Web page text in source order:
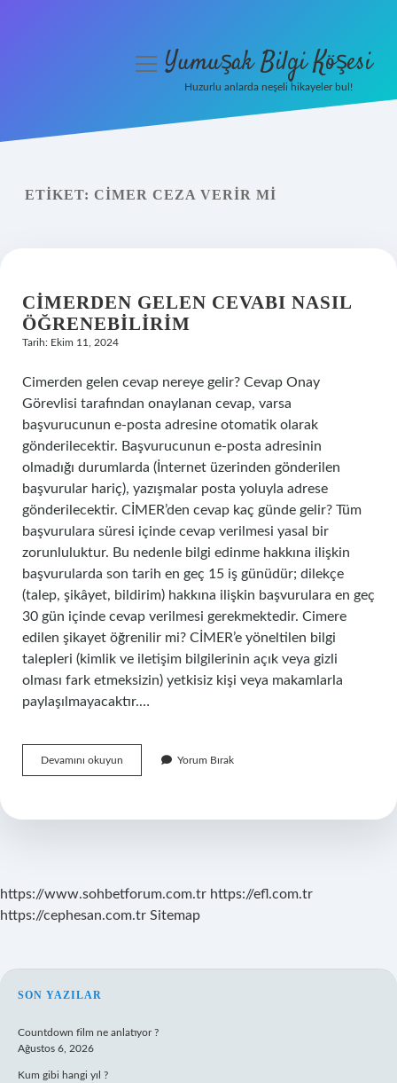
Yasal Uyarı
menüyüYumuşak Bilgi Köşesi
Huzurlu anlarda neşeli hikayeler bul!
ETIKET: CİMER CEZA VERIR MI
CIMERDEN GELEN CEVABI NASIL
ÖĞRENEBILIRIM
Tarih: Ekim 11, 2024
Cimerden gelen cevap nereye gelir? Cevap Onay
Görevlisi tarafından onaylanan cevap, varsa
başvurucunun e-posta adresine otomatik olarak
gönderilecektir. Başvurucunun e-posta adresinin
olmadığı durumlarda (İnternet üzerinden gönderilen
başvurular hariç), yazışmalar posta yoluyla adrese
gönderilecektir. CİMER’den cevap kaç günde gelir? Tüm
başvurulara süresi içinde cevap verilmesi yasal bir
zorunluluktur. Bu nedenle bilgi edinme hakkına ilişkin
başvurularda son tarih en geç 15 iş günüdür; dilekçe
(talep, şikâyet, bildirim) hakkına ilişkin başvurulara en geç
30 gün içinde cevap verilmesi gerekmektedir. Cimere
edilen şikayet öğrenilir mi? CİMER’e yöneltilen bilgi
talepleri (kimlik ve iletişim bilgilerinin açık veya gizli
olması fark etmeksizin) yetkisiz kişi veya makamlarla
paylaşılmayacaktır.…
Devamını okuyun Cimerden
Gelen
Öğrenebilirim
Yorum Bırak
https://www.sohbetforum.com.tr https://efl.com.tr
https://cephesan.com.tr Sitemap
SIDEBAR
SON YAZILAR
Countdown film ne anlatıyor ?
Ağustos 6, 2026
Kum gibi hangi yıl ?